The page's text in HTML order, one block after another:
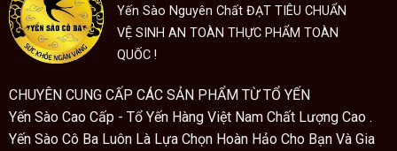
Yến Sào Nguyên Chất ĐẠT TIÊU CHUẨN
VỆ SINH AN TOÀN THỰC PHẨM TOÀN
QUỐC !
CHUYÊN CUNG CẤP CÁC SẢN PHẨM TỪ TỔ YẾN
Yến Sào Cao Cấp - Tổ Yến Hàng Việt Nam Chất Lượng Cao .
Yến Sào Cô Ba Luôn Là Lựa Chọn Hoàn Hảo Cho Bạn Và Gia